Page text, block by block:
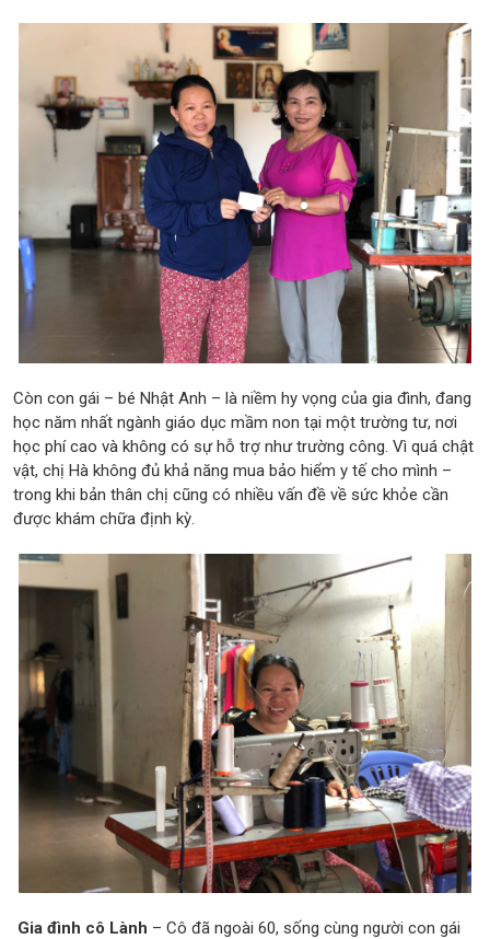
Còn con gái – bé Nhật Anh – là niềm hy vọng của gia đình, đang
học năm nhất ngành giáo dục mầm non tại một trường tư, nơi
học phí cao và không có sự hỗ trợ như trường công. Vì quá chật
vật, chị Hà không đủ khả năng mua bảo hiểm y tế cho mình –
trong khi bản thân chị cũng có nhiều vấn đề về sức khỏe cần
được khám chữa định kỳ.
Gia đình cô Lành – Cô đã ngoài 60, sống cùng người con gái